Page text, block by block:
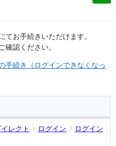
てお手続きいただけます。
確認ください。
手続き（ログインできなくなっ
レクト ログイン
ログイン